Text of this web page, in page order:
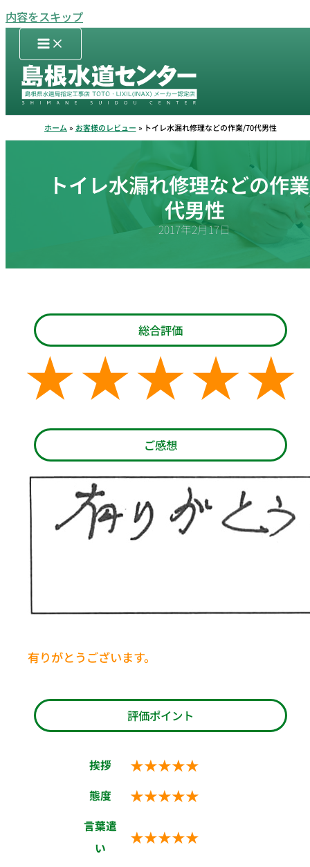
内容をスキップ
ホーム お客様のレビュー トイレ水漏れ修理などの作業/70代男性
トイレ水漏れ修理などの作
代男性
2017年2月17日
総合評価
ご感想
有りがとうございます。
評価ポイント
挨拶 ★★★★★
態度 ★★★★★
言葉遣
い
★★★★★